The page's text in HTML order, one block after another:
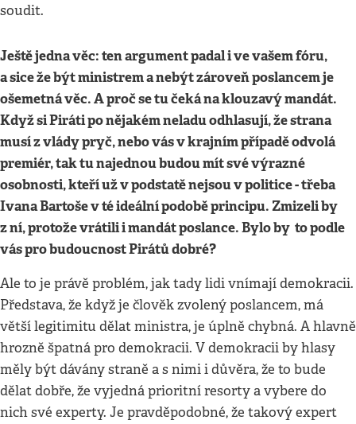
soudit.
Ještě jedna věc: ten argument padal i ve vašem fóru,
a sice že být ministrem a nebýt zároveň poslancem je
ošemetná věc. A proč se tu čeká na klouzavý mandát.
Když si Piráti po nějakém neladu odhlasují, že strana
musí z vlády pryč, nebo vás v krajním případě odvolá
premiér, tak tu najednou budou mít své výrazné
osobnosti, kteří už v podstatě nejsou v politice - třeba
Ivana Bartoše v té ideální podobě principu. Zmizeli by
z ní, protože vrátili i mandát poslance. Bylo by to podle
vás pro budoucnost Pirátů dobré?
Ale to je právě problém, jak tady lidi vnímají demokracii.
Představa, že když je člověk zvolený poslancem, má
větší legitimitu dělat ministra, je úplně chybná. A hlavně
hrozně špatná pro demokracii. V demokracii by hlasy
měly být dávány straně a s nimi i důvěra, že to bude
dělat dobře, že vyjedná prioritní resorty a vybere do
nich své experty. Je pravděpodobné, že takový expert